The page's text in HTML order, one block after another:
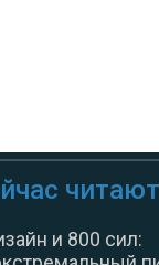
читают
и 800 сил: